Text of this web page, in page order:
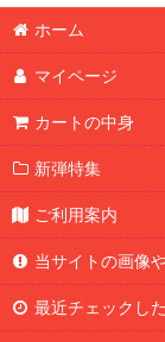
ホーム
マイページ
カートの中身
新弾特集
ご利用案内
当サイトの画像
最近チェックし